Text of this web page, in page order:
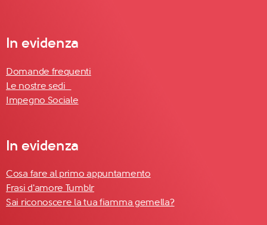
In evidenza
Domande frequenti
Le nostre sedi
Impegno Sociale
In evidenza
Cosa fare al primo appuntamento
Frasi d'amore Tumblr
Sai riconoscere la tua fiamma gemella?